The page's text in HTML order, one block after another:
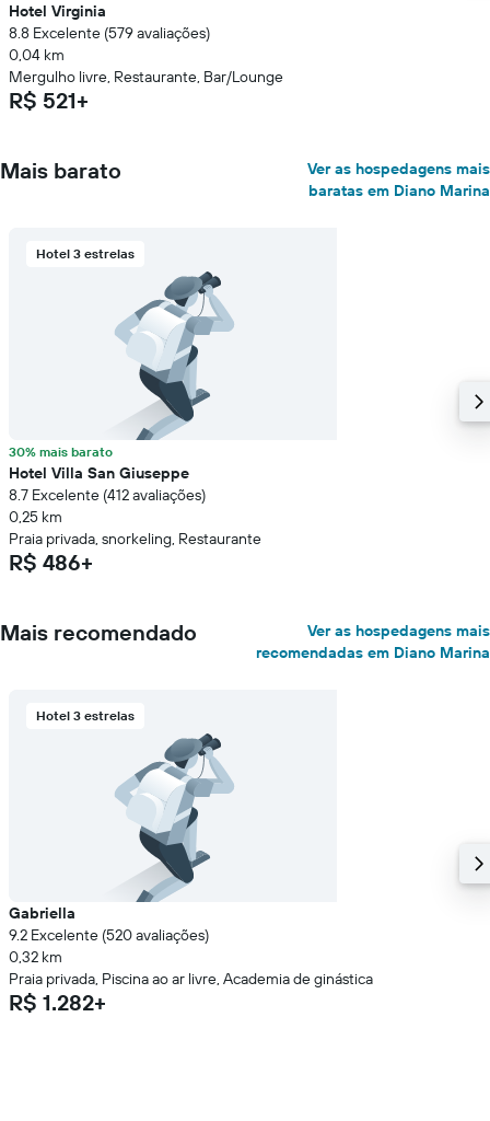
Hotel Virginia
8.8 Excelente (579 avaliações)
0,04 km
Mergulho livre, Restaurante, Bar/Lounge
R$ 521+
Mais barato
Ver as hospedagens mais
baratas em Diano Marina
Hotel 3 estrelas
30% mais barato
Hotel Villa San Giuseppe
8.7 Excelente (412 avaliações)
0,25 km
Praia privada, snorkeling, Restaurante
R$ 486+
Mais recomendado
Ver as hospedagens mais
recomendadas em Diano Marina
Hotel 3 estrelas
Gabriella
9.2 Excelente (520 avaliações)
0,32 km
Praia privada, Piscina ao ar livre, Academia de ginástica
R$ 1.282+